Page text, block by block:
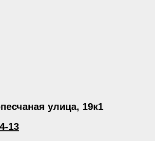
улица, 19к1
13